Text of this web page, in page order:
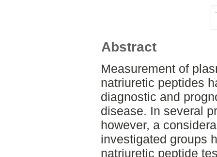
Abstract
Measurement of
natriuretic peptides
diagnostic and
disease. In several
however, a
investigated groups
natriuretic peptide